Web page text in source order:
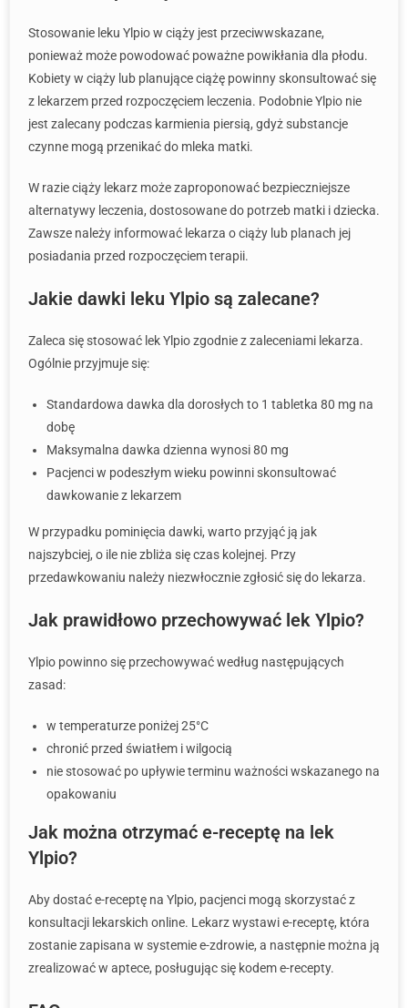
Stosowanie leku Ylpio w ciąży jest przeciwwskazane,
ponieważ może powodować poważne powikłania dla płodu.
Kobiety w ciąży lub planujące ciążę powinny skonsultować się
z lekarzem przed rozpoczęciem leczenia. Podobnie Ylpio nie
jest zalecany podczas karmienia piersią, gdyż substancje
czynne mogą przenikać do mleka matki.
W razie ciąży lekarz może zaproponować bezpieczniejsze
alternatywy leczenia, dostosowane do potrzeb matki i dziecka.
Zawsze należy informować lekarza o ciąży lub planach jej
posiadania przed rozpoczęciem terapii.
Jakie dawki leku Ylpio są zalecane?
Zaleca się stosować lek Ylpio zgodnie z zaleceniami lekarza.
Ogólnie przyjmuje się:
Standardowa dawka dla dorosłych to 1 tabletka 80 mg na
dobę
Maksymalna dawka dzienna wynosi 80 mg
Pacjenci w podeszłym wieku powinni skonsultować
dawkowanie z lekarzem
W przypadku pominięcia dawki, warto przyjąć ją jak
najszybciej, o ile nie zbliża się czas kolejnej. Przy
przedawkowaniu należy niezwłocznie zgłosić się do lekarza.
Jak prawidłowo przechowywać lek Ylpio?
Ylpio powinno się przechowywać według następujących
zasad:
w temperaturze poniżej 25°C
chronić przed światłem i wilgocią
nie stosować po upływie terminu ważności wskazanego na
opakowaniu
Jak można otrzymać e-receptę na lek
Ylpio?
Aby dostać e-receptę na Ylpio, pacjenci mogą skorzystać z
konsultacji lekarskich online. Lekarz wystawi e-receptę, która
zostanie zapisana w systemie e-zdrowie, a następnie można ją
zrealizować w aptece, posługując się kodem e-recepty.